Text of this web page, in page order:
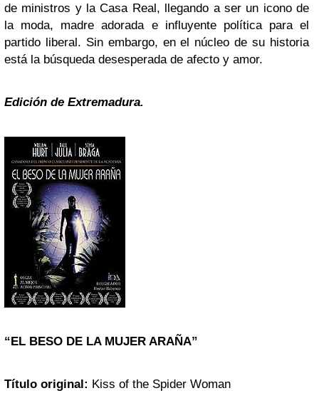
de ministros y la Casa Real, llegando a ser un icono de
la moda, madre adorada e influyente política para el
partido liberal. Sin embargo, en el núcleo de su historia
está la búsqueda desesperada de afecto y amor.
Edición de Extremadura.
“EL BESO DE LA MUJER ARAÑA”
Título original: Kiss of the Spider Woman